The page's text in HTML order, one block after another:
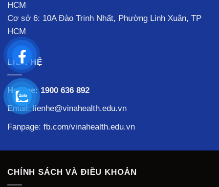
HCM
Cơ sở 6: 10A Đào Trinh Nhất, Phường Linh Xuân, TP
HCM
LIÊN HỆ
Hotline:1900 636 892
Email: lienhe@vinahealth.edu.vn
Fanpage: fb.com/vinahealth.edu.vn
CHÍNH SÁCH VÀ ĐIỀU KHOẢN